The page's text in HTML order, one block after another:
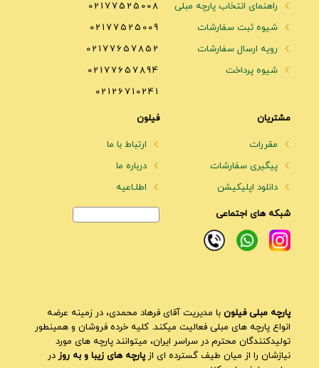
راهنمای انتخاب پارچه مبلی
شیوه ثبت سفارشات
رویه ارسال سفارشات
شیوه پرداخت
02177525008
02177525009
02177657852
02177657894
02126710241
مشتریان
مقررات
پیگیری سفارشات
دانلود اپلیکیشن
فیلون
ارتباط با ما
درباره ما
اطلـاعیه
شبکه های اجتماعی
پارچه مبلی فیلون با مدیریت آقای فرهاد محمدی، در زمینه عرضه
انواع پارچه های مبلی فعالیت میکند. کلیه خرده فروشان و همینطور
تولیدکنندگان محترم در سراسر ایران، میتوانند پارچه های مورد
نیازشان را از میان طیف گسترده ای ازپارچه های زیبا و به روز در